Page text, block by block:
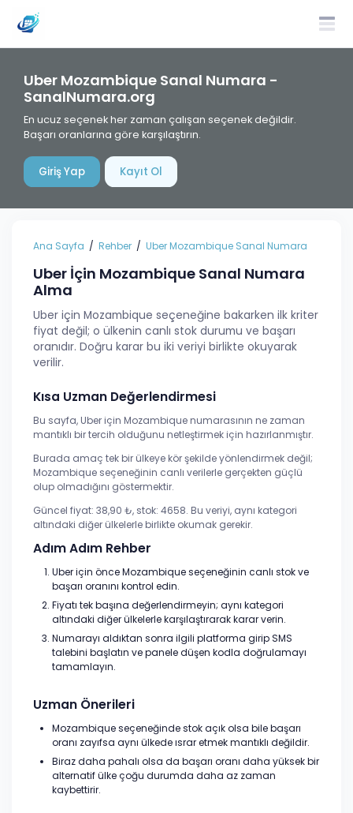
Uber Mozambique Sanal Numara -
SanalNumara.org
En ucuz seçenek her zaman çalışan seçenek değildir.
Başarı oranlarına göre karşılaştırın.
Giriş Yap Kayıt Ol
Ana Sayfa Rehber Uber Mozambique Sanal Numara
Uber İçin Mozambique Sanal Numara
Alma
Uber için Mozambique seçeneğine bakarken ilk kriter
fiyat değil; o ülkenin canlı stok durumu ve başarı
oranıdır. Doğru karar bu iki veriyi birlikte okuyarak
verilir.
Kısa Uzman Değerlendirmesi
Bu sayfa, Uber için Mozambique numarasının ne zaman
mantıklı bir tercih olduğunu netleştirmek için hazırlanmıştır.
Burada amaç tek bir ülkeye kör şekilde yönlendirmek değil;
Mozambique seçeneğinin canlı verilerle gerçekten güçlü
olup olmadığını göstermektir.
Güncel fiyat: 38,90 ₺, stok: 4658. Bu veriyi, aynı kategori
altındaki diğer ülkelerle birlikte okumak gerekir.
Adım Adım Rehber
Uber için önce Mozambique seçeneğinin canlı stok ve
başarı oranını kontrol edin.
Fiyatı tek başına değerlendirmeyin; aynı kategori
altındaki diğer ülkelerle karşılaştırarak karar verin.
Numarayı aldıktan sonra ilgili platforma girip SMS
talebini başlatın ve panele düşen kodla doğrulamayı
tamamlayın.
Uzman Önerileri
Mozambique seçeneğinde stok açık olsa bile başarı
oranı zayıfsa aynı ülkede ısrar etmek mantıklı değildir.
Biraz daha pahalı olsa da başarı oranı daha yüksek bir
alternatif ülke çoğu durumda daha az zaman
kaybettirir.